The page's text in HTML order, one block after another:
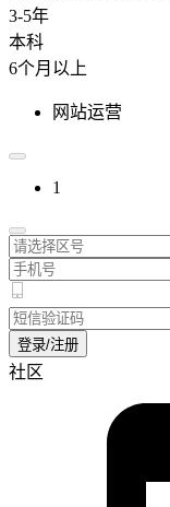
3-5年
本科
6个月以上
网站运营
1
登录/注册
社区